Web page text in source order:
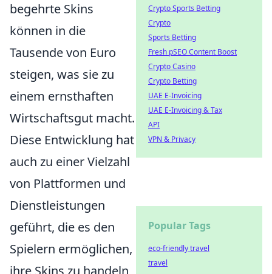
begehrte Skins
können in die
Tausende von Euro
steigen, was sie zu
einem ernsthaften
Wirtschaftsgut macht.
Diese Entwicklung hat
auch zu einer Vielzahl
von Plattformen und
Dienstleistungen
geführt, die es den
Spielern ermöglichen,
ihre Skins zu handeln
Crypto Sports Betting
Crypto
Sports Betting
Fresh pSEO Content Boost
Crypto Casino
Crypto Betting
UAE E-Invoicing
UAE E-Invoicing & Tax
API
VPN & Privacy
Popular Tags
eco-friendly travel
travel